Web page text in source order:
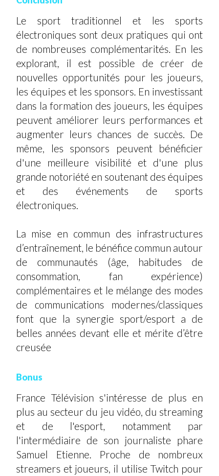
Le sport traditionnel et les sports
électroniques sont deux pratiques qui ont
de nombreuses complémentarités. En les
explorant, il est possible de créer de
nouvelles opportunités pour les joueurs,
les équipes et les sponsors. En investissant
dans la formation des joueurs, les équipes
peuvent améliorer leurs performances et
augmenter leurs chances de succès. De
même, les sponsors peuvent bénéficier
d'une meilleure visibilité et d'une plus
grande notoriété en soutenant des équipes
et des événements de sports
électroniques.
La mise en commun des infrastructures
d’entraînement, le bénéfice commun autour
de communautés (âge, habitudes de
consommation, fan expérience)
complémentaires et le mélange des modes
de communications modernes/classiques
font que la synergie sport/esport a de
belles années devant elle et mérite d’être
creusée
Bonus
France Télévision s'intéresse de plus en
plus au secteur du jeu vidéo, du streaming
et de l'esport, notamment par
l'intermédiaire de son journaliste phare
Samuel Etienne. Proche de nombreux
streamers et joueurs, il utilise Twitch pour